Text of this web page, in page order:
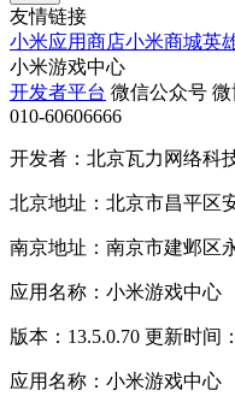
友情链接
小米应用商店小米商城英
小米游戏中心
开发者平台 微信公众号 微
010-60606666
开发者：北京瓦力网络科
北京地址：北京市昌平区
南京地址：南京市建邺区
应用名称：小米游戏中心
版本：13.5.0.70 更新时间
应用名称：小米游戏中心